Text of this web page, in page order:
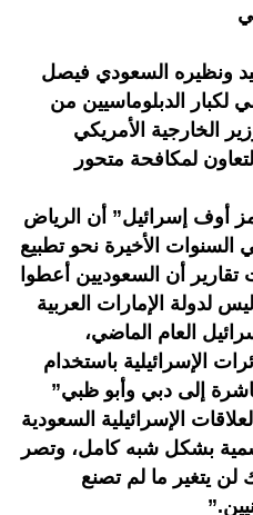
ونظيره السعودي فيصل
لكبار الدبلوماسيين من
الخارجية الأمريكي
لمكافحة متحور
أوف إسرائيل” أن الرياض
الأخيرة نحو تطبيع
أن السعوديين أعطوا
لدولة الإمارات العربية
العام الماضي،
الإسرائيلية باستخدام
إلى دبي وأبو ظبي”
الإسرائيلية السعودية
بشكل شبه كامل، وتصر
لن يتغير ما لم تصنع